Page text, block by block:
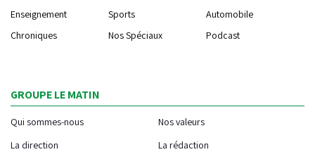
Enseignement
Sports
Automobile
Chroniques
Nos Spéciaux Podcast
GROUPE LE MATIN
Qui sommes-nous
Nos valeurs
La direction
La rédaction